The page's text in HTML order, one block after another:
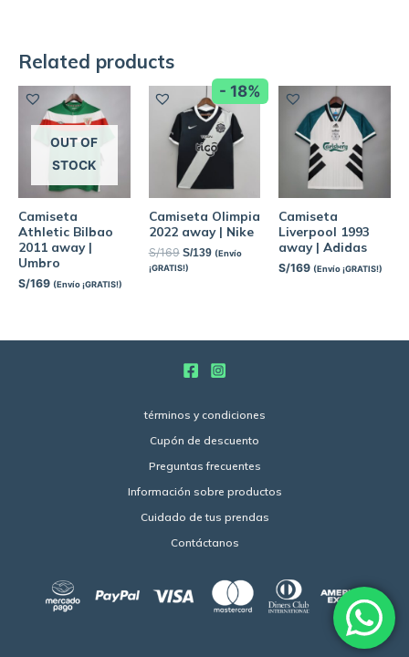
Related products
OUT OF
STOCK
Camiseta
Athletic Bilbao
2011 away |
Umbro
S/169 (Envío ¡GRATIS!)
- 18%
Camiseta Olimpia
2022 away | Nike
S/169 S/139 (Envío
¡GRATIS!)
Camiseta
Liverpool 1993
away | Adidas
S/169 (Envío ¡GRATIS!)
términos y condiciones
Cupón de descuento
Preguntas frecuentes
Información sobre productos
Cuidado de tus prendas
Contáctanos